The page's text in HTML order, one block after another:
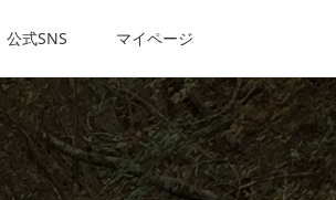
公式SNS マイページ